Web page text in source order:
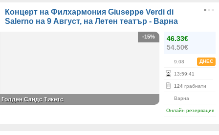
Концерт на Филхармония Giuseppe Verdi di
Salerno на 9 Август, на Летен театър - Варна
46.33€
54.50€
9.08 ДНЕС
13:59:40
124 грабнати
Варна
Онлайн резервация
-15%
Голден Сандс Тикетс